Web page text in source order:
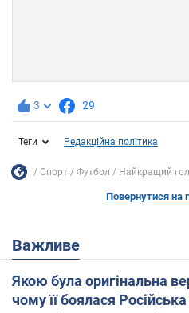
3 29
Теги Редакційна політика
Спорт Футбол Найкращий гол
Повернутися на
Важливе
Якою була оригінальна
чому її боялася